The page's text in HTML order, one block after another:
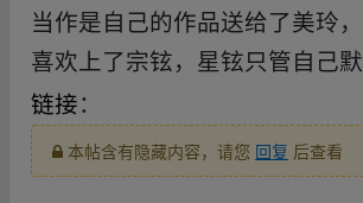
当作是自己的作品送给了美玲
喜欢上了宗铉，星铉只管自己默
链接：
本帖含有隐藏内容，请您 回复 后查看